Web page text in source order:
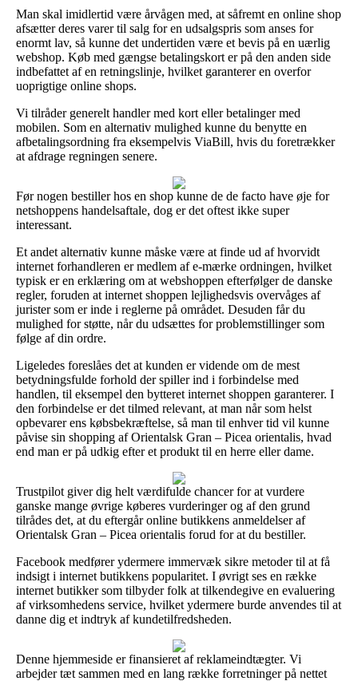
Man skal imidlertid være årvågen med, at såfremt en online shop
afsætter deres varer til salg for en udsalgspris som anses for
enormt lav, så kunne det undertiden være et bevis på en uærlig
webshop. Køb med gængse betalingskort er på den anden side
indbefattet af en retningslinje, hvilket garanterer en overfor
uoprigtige online shops.
Vi tilråder generelt handler med kort eller betalinger med
mobilen. Som en alternativ mulighed kunne du benytte en
afbetalingsordning fra eksempelvis ViaBill, hvis du foretrækker
at afdrage regningen senere.
Før nogen bestiller hos en shop kunne de de facto have øje for
netshoppens handelsaftale, dog er det oftest ikke super
interessant.
Et andet alternativ kunne måske være at finde ud af hvorvidt
internet forhandleren er medlem af e-mærke ordningen, hvilket
typisk er en erklæring om at webshoppen efterfølger de danske
regler, foruden at internet shoppen lejlighedsvis overvåges af
jurister som er inde i reglerne på området. Desuden får du
mulighed for støtte, når du udsættes for problemstillinger som
følge af din ordre.
Ligeledes foreslåes det at kunden er vidende om de mest
betydningsfulde forhold der spiller ind i forbindelse med
handlen, til eksempel den bytteret internet shoppen garanterer. I
den forbindelse er det tilmed relevant, at man når som helst
opbevarer ens købsbekræftelse, så man til enhver tid vil kunne
påvise sin shopping af Orientalsk Gran – Picea orientalis, hvad
end man er på udkig efter et produkt til en herre eller dame.
Trustpilot giver dig helt værdifulde chancer for at vurdere
ganske mange øvrige køberes vurderinger og af den grund
tilrådes det, at du eftergår online butikkens anmeldelser af
Orientalsk Gran – Picea orientalis forud for at du bestiller.
Facebook medfører ydermere immervæk sikre metoder til at få
indsigt i internet butikkens popularitet. I øvrigt ses en række
internet butikker som tilbyder folk at tilkendegive en evaluering
af virksomhedens service, hvilket ydermere burde anvendes til at
danne dig et indtryk af kundetilfredsheden.
Denne hjemmeside er finansieret af reklameindtægter. Vi
arbejder tæt sammen med en lang række forretninger på nettet